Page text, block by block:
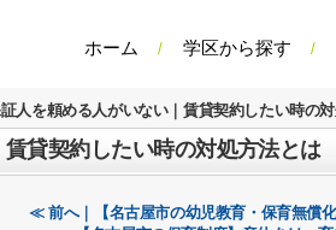
ホーム 学区から探す
人を頼める人がいない｜賃貸契約したい時の
貸契約したい時の対処方法とは
≪ 前へ｜【名古屋市の幼児教育・保育無償